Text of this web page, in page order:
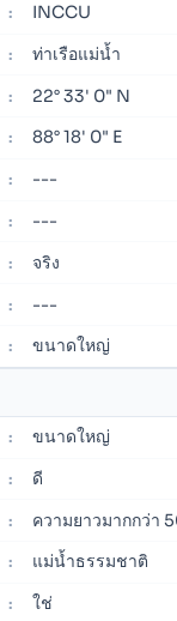
: INCCU
: ท่าเรือแม่น้ำ
: 22° 33' 0" N
: 88° 18' 0" E
: ---
: ---
: จริง
: ---
: ขนาดใหญ่
: ขนาดใหญ่
: ดี
: ความยาวมากกว่า
: แม่น้ำธรรมชาติ
: ใช่